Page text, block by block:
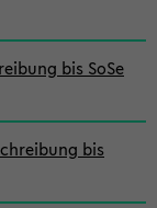
bis SoSe
bis